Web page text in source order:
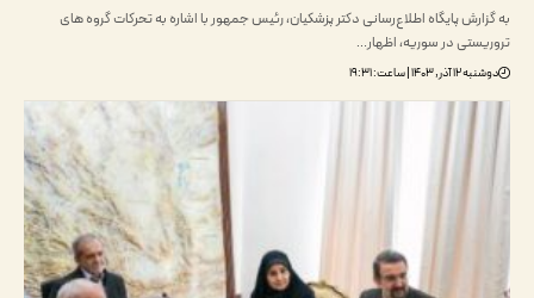
پایگاه اطلاع‌رسانی دکتر پزشکیان، رئیس جمهور با اشاره به تحرکات گروه های
در سوریه، اظهار…